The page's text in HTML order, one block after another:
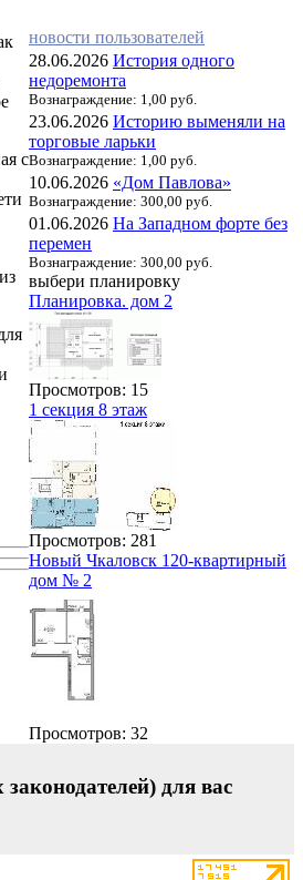
новости пользователей
28.06.2026 История одного
недоремонта
Вознаграждение: 1,00 руб.
23.06.2026 Историю выменяли на
торговые ларьки
Вознаграждение: 1,00 руб.
10.06.2026 «Дом Павлова»
Вознаграждение: 300,00 руб.
01.06.2026 На Западном форте без
перемен
Вознаграждение: 300,00 руб.
выбери планировку
Планировка. дом 2
Просмотров: 15
1 секция 8 этаж
Просмотров: 281
Новый Чкаловск 120-квартирный
дом № 2
Просмотров: 32
с
для вас